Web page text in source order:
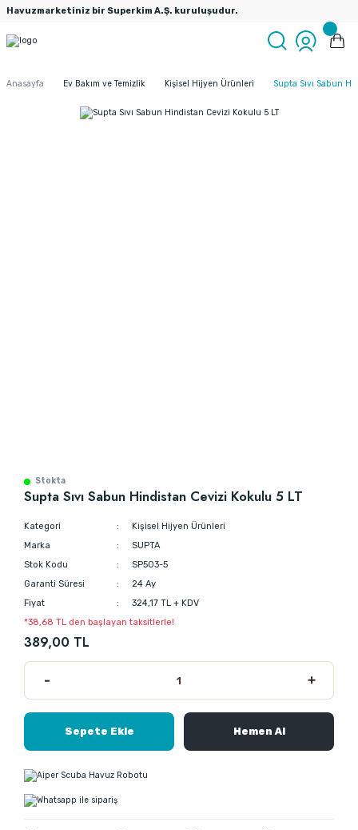
Havuzmarketiniz bir Superkim A.Ş. kuruluşudur.
Anasayfa Ev Bakım ve Temizlik Kişisel Hijyen Ürünleri Supta Sıvı Sabun
Stokta
Supta Sıvı Sabun Hindistan Cevizi Kokulu 5 LT
Kategori
Kişisel Hijyen Ürünleri
Marka
SUPTA
Stok Kodu
SP503-5
Garanti Süresi
24 Ay
Fiyat
324,17 TL + KDV
*38,68 TL den başlayan taksitlerle!
389,00 TL
Sepete Ekle Hemen Al